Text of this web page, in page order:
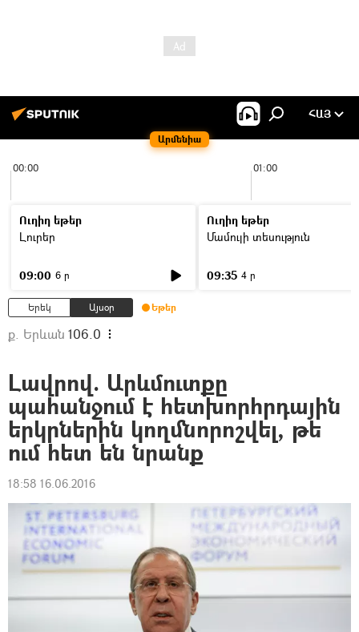
Արմենիա
ՀԱՅ
00:00 01:00
Ուղիղ եթեր
Լուրեր
09:00 6 ր
Ուղիղ եթեր
Մամուլի տեսություն
09:35 4 ր
Երեկ Այսօր Եթեր
ք. Երևան 106.0
Լավրով. Արևմուտքը
պահանջում է հետխորհրդային
երկրներին կողմնորոշվել, թե
ում հետ են նրանք
18:58 16.06.2016